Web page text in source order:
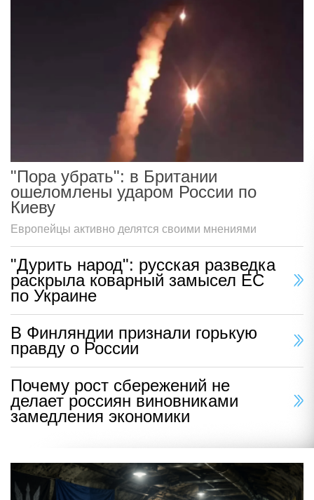
"Пора убрать": в Британии
ошеломлены ударом России по
Киеву
Европейцы активно делятся своими мнениями
"Дурить народ": русская разведка
раскрыла коварный замысел ЕС
по Украине
В Финляндии признали горькую
правду о России
Почему рост сбережений не
делает россиян виновниками
замедления экономики